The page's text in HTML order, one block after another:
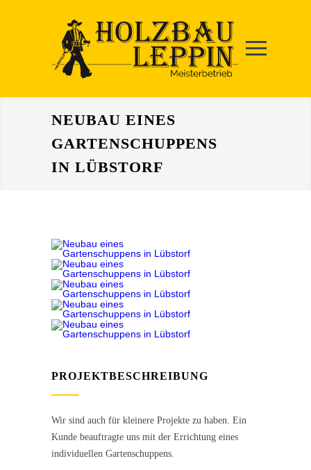
NEUBAU EINES
GARTENSCHUPPENS
IN LÜBSTORF
PROJEKTBESCHREIBUNG
Wir sind auch für kleinere Projekte zu haben. Ein
Kunde beauftragte uns mit der Errichtung eines
individuellen Gartenschuppens.